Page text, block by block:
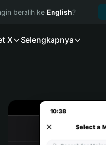
beralih ke English?
X Selengkapnya